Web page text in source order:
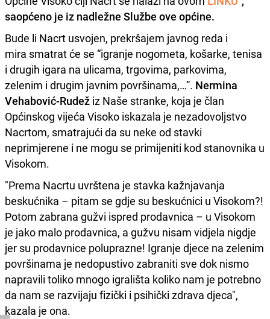
saopćeno je iz nadležne Službe ove općine.
Bude li Nacrt usvojen, prekršajem javnog reda i
mira smatrat će se “igranje nogometa, košarke, tenisa
i drugih igara na ulicama, trgovima, parkovima,
zelenim i drugim javnim površinama,…”. Nermina
Vehabović-Rudež iz Naše stranke, koja je član
Općinskog vijeća Visoko iskazala je nezadovoljstvo
Nacrtom, smatrajući da su neke od stavki
neprimjerene i ne mogu se primijeniti kod stanovnika u
Visokom.
"Prema Nacrtu uvrštena je stavka kažnjavanja
beskućnika – pitam se gdje su beskućnici u Visokom?!
Potom zabrana gužvi ispred prodavnica – u Visokom
je jako malo prodavnica, a gužvu nisam vidjela nigdje
jer su prodavnice poluprazne! Igranje djece na zelenim
površinama je nedopustivo zabraniti sve dok nismo
napravili toliko mnogo igrališta koliko nam je potrebno
da nam se razvijaju fizički i psihički zdrava djeca",
kazala je ona.